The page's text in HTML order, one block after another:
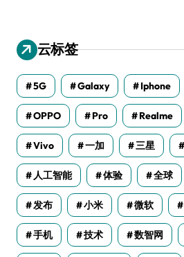
云标签
5G Galaxy Iphone
OPPO Pro Realme
Vivo 一加 三星
人工智能 体验 全球
发布 小米 微软
手机 技术 数智网